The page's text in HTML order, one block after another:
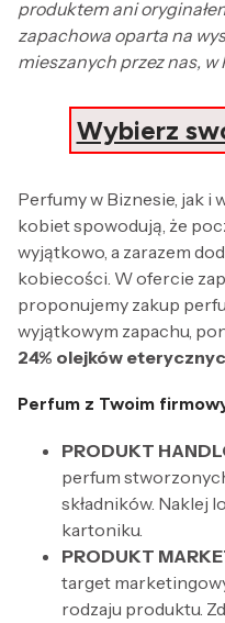
produktem ani
zapachowa oparta na
mieszanych przez nas, w
Wybierz
Perfumy w Biznesie, jak i
kobiet spowodują, że
wyjątkowo, a zarazem
kobiecości. W ofercie
proponujemy zakup
wyjątkowym zapachu,
24% olejków
Perfum z Twoim
PRODUKT
perfum
składników. Naklej
kartoniku.
PRODUKT
target
rodzaju produktu.